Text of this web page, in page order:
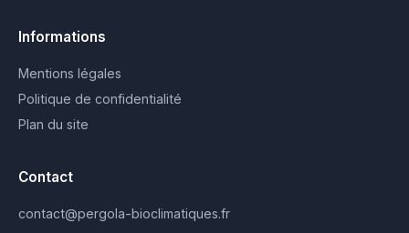
Informations
Mentions légales
Politique de confidentialité
Plan du site
Contact
contact@pergola-bioclimatiques.fr